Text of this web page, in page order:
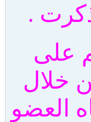
.
على
خلال
العضو